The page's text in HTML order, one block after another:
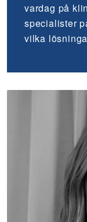
vardag på
specialister
vilka